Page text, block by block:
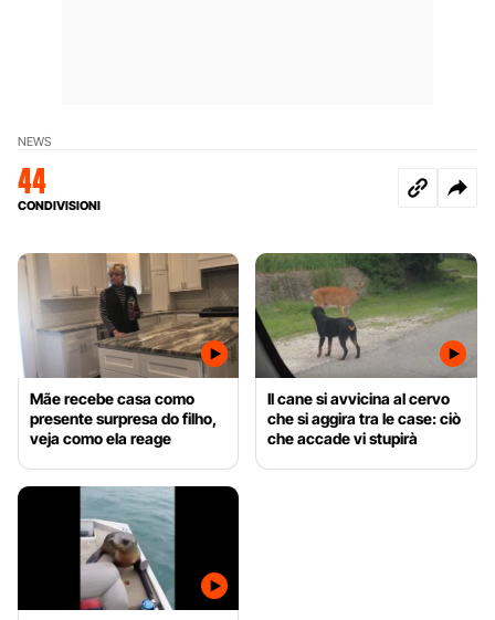
NEWS
44
CONDIVISIONI
Mãe recebe casa como
presente surpresa do filho,
veja como ela reage
Il cane si avvicina al cervo
che si aggira tra le case: ciò
che accade vi stupirà